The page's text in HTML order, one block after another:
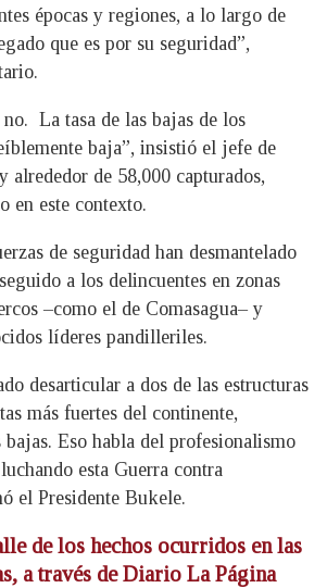
épocas y regiones, a lo largo de
que es por su seguridad”,
La tasa de las bajas de los
baja”, insistió el jefe de
alrededor de 58,000 capturados,
en este contexto.
de seguridad han desmantelado
a los delincuentes en zonas
–como el de Comasagua– y
líderes pandilleriles.
desarticular a dos de las estructuras
más fuertes del continente,
bajas. Eso habla del profesionalismo
esta Guerra contra
el Presidente Bukele.
de los hechos ocurridos en las
a través de Diario La Página